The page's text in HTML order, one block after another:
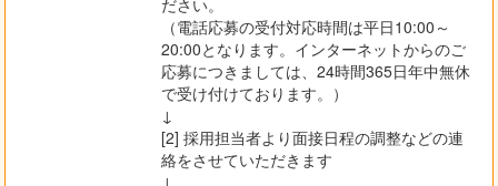
（電話応募の受付対応時間は平日10:00～
20:00となります。インターネットからのご
応募につきましては、24時間365日年中無休
で受け付けております。）
↓
[2] 採用担当者より面接日程の調整などの連
絡をさせていただきます
↓